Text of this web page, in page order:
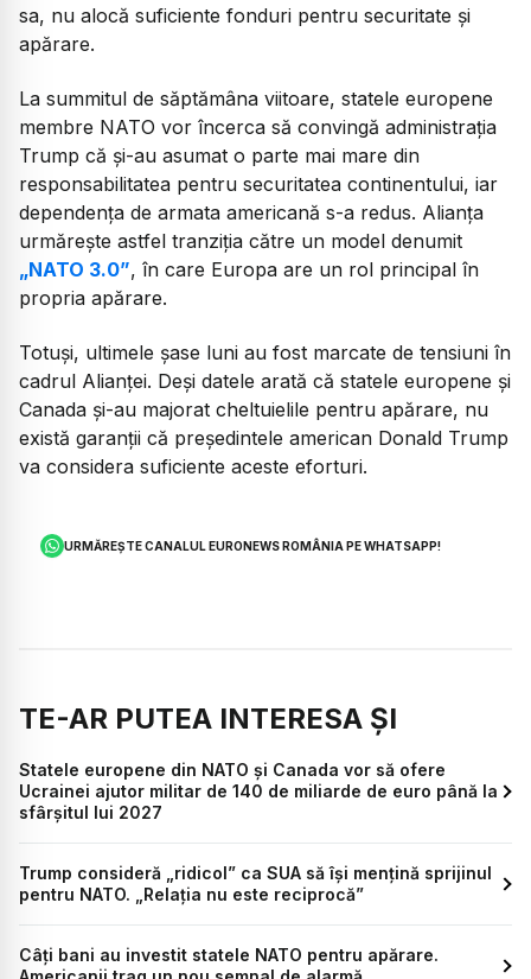
sa, nu alocă suficiente fonduri pentru securitate și
apărare.
La summitul de săptămâna viitoare, statele europene
membre NATO vor încerca să convingă administrația
Trump că și-au asumat o parte mai mare din
responsabilitatea pentru securitatea continentului, iar
dependența de armata americană s-a redus. Alianța
urmărește astfel tranziția către un model denumit
„NATO 3.0”, în care Europa are un rol principal în
propria apărare.
Totuși, ultimele șase luni au fost marcate de tensiuni în
cadrul Alianței. Deși datele arată că statele europene și
Canada și-au majorat cheltuielile pentru apărare, nu
există garanții că președintele american Donald Trump
va considera suficiente aceste eforturi.
URMĂREȘTE CANALUL EURONEWS ROMÂNIA PE WHATSAPP!
TE-AR PUTEA INTERESA ȘI
Statele europene din NATO și Canada vor să ofere
Ucrainei ajutor militar de 140 de miliarde de euro până la
sfârșitul lui 2027
Trump consideră „ridicol” ca SUA să își mențină sprijinul
pentru NATO. „Relația nu este reciprocă”
Câți bani au investit statele NATO pentru apărare.